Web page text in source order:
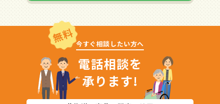
無料 今すぐ相談したい方へ
電話相談を
承ります!